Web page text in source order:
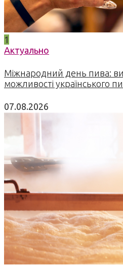
1
Актуально
Міжнародний день пива:
можливості українського
07.08.2026